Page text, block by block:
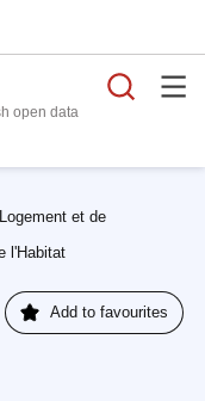
open data
et de
l'Habitat
Add to favourites